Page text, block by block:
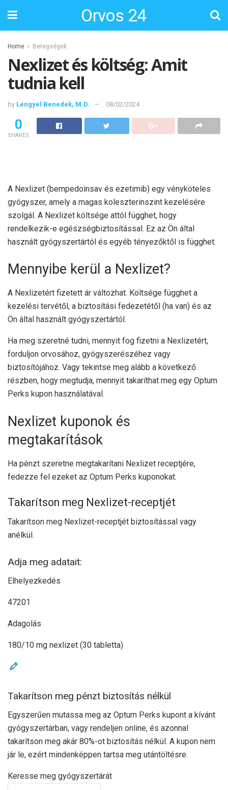
Orvos 24
Home Betegségek
Nexlizet és költség: Amit
tudnia kell
by Lengyel Benedek, M.D. 08/02/2024
0
SHARES
A Nexlizet (bempedoinsav és ezetimib) egy vényköteles
gyógyszer, amely a magas koleszterinszint kezelésére
szolgál. A Nexlizet költsége attól függhet, hogy
rendelkezik-e egészségbiztosítással. Ez az Ön által
használt gyógyszertártól és egyéb tényezőktől is függhet.
Mennyibe kerül a Nexlizet?
A Nexlizetért fizetett ár változhat. Költsége függhet a
kezelési tervétől, a biztosítási fedezetétől (ha van) és az
Ön által használt gyógyszertártól.
Ha meg szeretné tudni, mennyit fog fizetni a Nexlizetért,
forduljon orvosához, gyógyszerészéhez vagy
biztosítójához. Vagy tekintse meg alább a következő
részben, hogy megtudja, mennyit takaríthat meg egy Optum
Perks kupon használatával.
Nexlizet kuponok és
megtakarítások
Ha pénzt szeretne megtakarítani Nexlizet receptjére,
fedezze fel ezeket az Optum Perks kuponokat.
Takarítson meg Nexlizet-receptjét
Takarítson meg Nexlizet-receptjét biztosítással vagy
anélkül.
Adja meg adatait:
Elhelyezkedés
47201
Adagolás
180/10 mg nexlizet (30 tabletta)
Takarítson meg pénzt biztosítás nélkül
Egyszerűen mutassa meg az Optum Perks kupont a kívánt
gyógyszertárban, vagy rendeljen online, és azonnal
takarítson meg akár 80%-ot biztosítás nélkül. A kupon nem
jár le, ezért mindenképpen tartsa meg utántöltésre.
Keresse meg gyógyszertárát